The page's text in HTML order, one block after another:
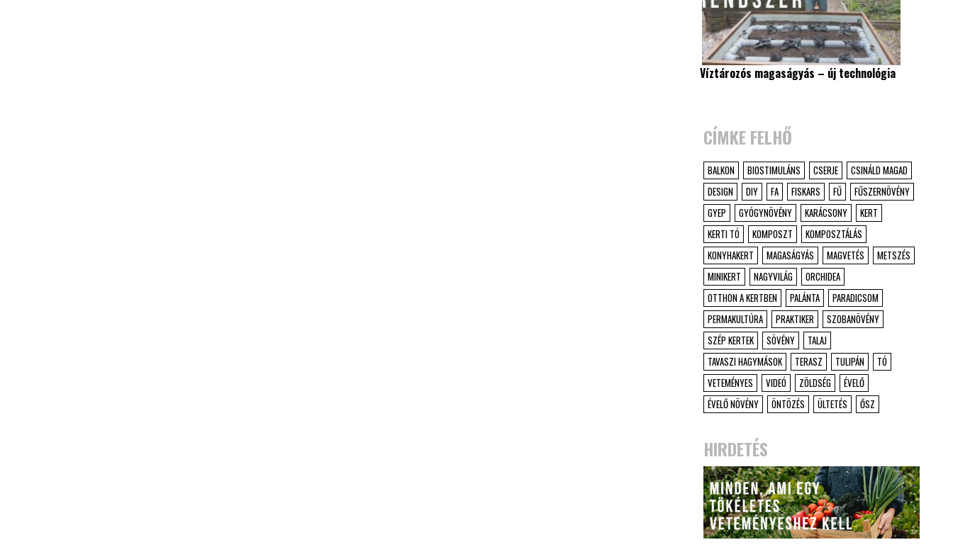
Víztározós magaságyás – új technológia
CÍMKE FELHŐ
BALKON BIOSTIMULÁNS CSERJE
CSINÁLD MAGAD
DESIGN
DIY FA FISKARS FŰ
FŰSZERNÖVÉNY
GYEP
GYÓGYNÖVÉNY KARÁCSONY
KERT
KERTI TÓ
KOMPOSZT
KOMPOSZTÁLÁS
KONYHAKERT
MAGASÁGYÁS MAGVETÉS
METSZÉS
MINIKERT
NAGYVILÁG
ORCHIDEA
OTTHON A KERTBEN
PALÁNTA
PARADICSOM
PERMAKULTÚRA
PRAKTIKER
SZOBANÖVÉNY
SZÉP KERTEK
SÖVÉNY
TALAJ
TAVASZI HAGYMÁSOK
TERASZ TULIPÁN
TÓ
VETEMÉNYES
VIDEÓ ZÖLDSÉG
ÉVELŐ
ÉVELŐ NÖVÉNY
ÖNTÖZÉS ÜLTETÉS ŐSZ
HIRDETÉS